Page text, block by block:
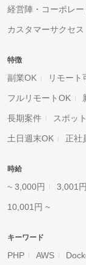
経営陣・コーポレー
カスタマーサクセス
特徴
副業OK リモート
フルリモートOK
長期案件 スポッ
土日週末OK 正社
時給
~ 3,000円 3,001
10,001円 ~
キーワード
PHP AWS